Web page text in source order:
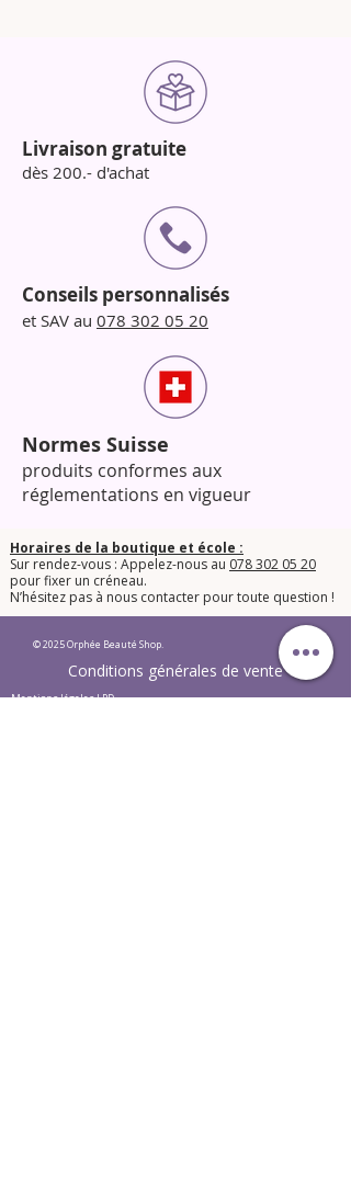
Livraison gratuite
dès 200.- d'achat
Conseils personnalisés
et SAV au 078 302 05 20
Normes Suisse
produits conformes aux
réglementations en vigueur
Horaires de la boutique et école :
Sur rendez-vous : Appelez-nous au 078 302 05 20
pour fixer un créneau.
​N’hésitez pas à nous contacter pour toute question !​
© 2025 Orphée Beauté Shop.
Conditions générales de vente
Mentions légales LPD